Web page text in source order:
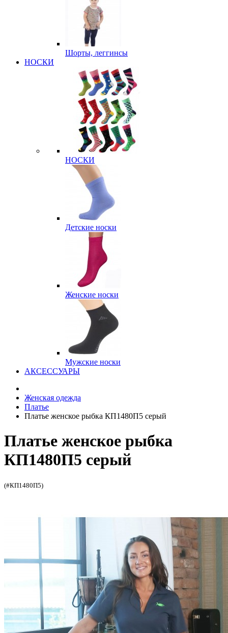
Шорты, леггинсы
НОСКИ
НОСКИ
Детские носки
Женские носки
Мужские носки
АКСЕССУАРЫ
Женская одежда
Платье
Платье женское рыбка КП1480П5 серый
Платье женское рыбка
КП1480П5 серый
(#КП1480П5)